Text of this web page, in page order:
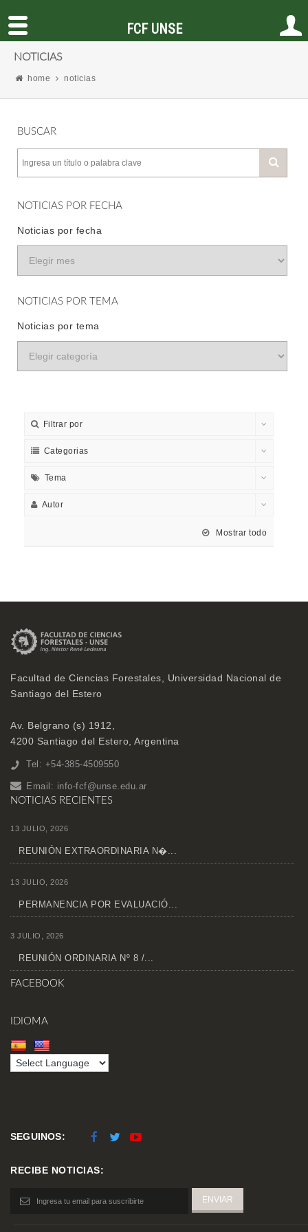
NOTICIAS
home noticias
BUSCAR
NOTICIAS POR FECHA
Noticias por fecha
NOTICIAS POR TEMA
Noticias por tema
Filtrar por
Categorias
Tema
Autor
Mostrar todo
Facultad de Ciencias Forestales, Universidad Nacional de
Santiago del Estero
Av. Belgrano (s) 1912,
4200 Santiago del Estero, Argentina
Tel: +54-385-4509550
Email: info-fcf@unse.edu.ar
NOTICIAS RECIENTES
13 JULIO, 2026
REUNIÓN EXTRAORDINARIA N�...
13 JULIO, 2026
PERMANENCIA POR EVALUACIÓ...
3 JULIO, 2026
REUNIÓN ORDINARIA Nº 8 /...
FACEBOOK
IDIOMA
SEGUINOS:
RECIBE NOTICIAS:
FCF UNSE